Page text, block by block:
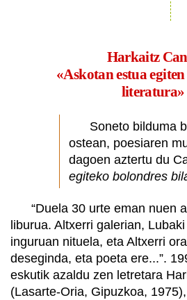
Harkaitz
«Askotan estua
literatura»
Soneto bilduma
ostean, poesiaren
dagoen aztertu du
egiteko bolondres
“Duela 30 urte eman nuen
liburua. Altxerri galerian,
inguruan nituela, eta Altxerri
deseginda, eta poeta ere...”.
eskutik azaldu zen letretara
(Lasarte-Oria, Gipuzkoa, 1975),